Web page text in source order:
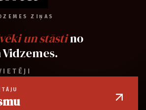
ZIŅAS
un stāstino